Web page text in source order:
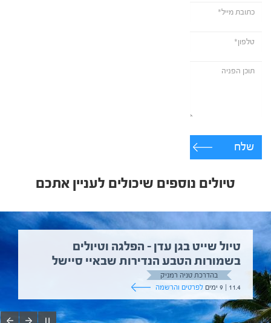
שלח
טיולים נוספים שיכולים לעניין אתכם
טיול שייט בגן עדן – הפלגה וטיולים
בשמורות הטבע הנדירות שבאיי סיישל
בהדרכת טניה רמניק
11.4 | 9 ימים
לפרטים והרשמה